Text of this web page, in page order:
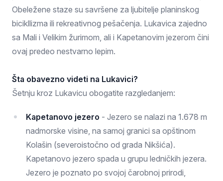
Obeležene staze su savršene za ljubitelje planinskog
bicikllizma ili rekreativnog pešačenja. Lukavica zajedno
sa Mali i Velikim žurimom, ali i Kapetanovim jezerom čini
ovaj predeo nestvarno lepim.
Šta obavezno videti na Lukavici?
Šetnju kroz Lukavicu obogatite razgledanjem:
Kapetanovo jezero - Jezero se nalazi na 1.678 m
nadmorske visine, na samoj granici sa opštinom
Kolašin (severoistočno od grada Nikšića).
Kapetanovo jezero spada u grupu ledničkih jezera.
Jezero je poznato po svojoj čarobnoj prirodi,